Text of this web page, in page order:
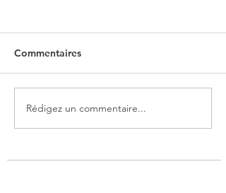
[Salon] Vivatech 2017 - Alizey
Commentaires
Rédigez un commentaire...